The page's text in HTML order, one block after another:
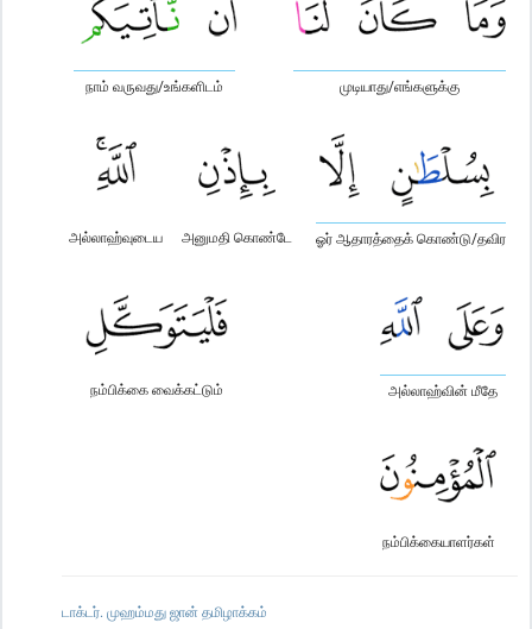
முடியாது/எங்களுக்கு
நாம் வருவது/உங்களிடம்
ஓர் ஆதாரத்தைக் கொண்டு/தவிர
அனுமதி கொண்டே
அல்லாஹ்வுடைய
அல்லாஹ்வின் மீதே
நம்பிக்கை வைக்கட்டும்
நம்பிக்கையாளர்கள்
டாக்டர். முஹம்மது ஜான் தமிழாக்கம்